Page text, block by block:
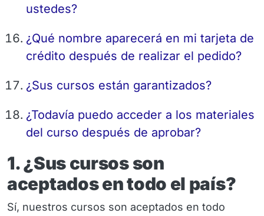
ustedes?
¿Qué nombre aparecerá en mi tarjeta de
crédito después de realizar el pedido?
¿Sus cursos están garantizados?
¿Todavía puedo acceder a los materiales
del curso después de aprobar?
1. ¿Sus cursos son
aceptados en todo el país?
Sí, nuestros cursos son aceptados en todo